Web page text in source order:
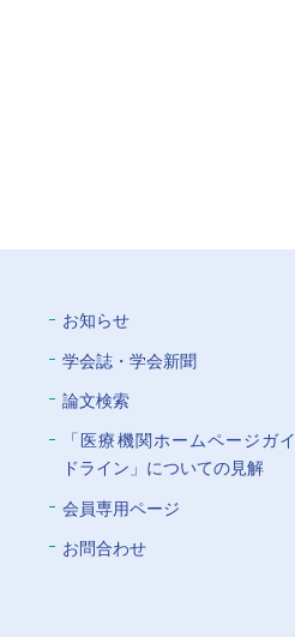
お知らせ
学会誌・学会新聞
論文検索
「医療機関ホームページガイ
ドライン」についての⾒解
会員専⽤ページ
お問合わせ